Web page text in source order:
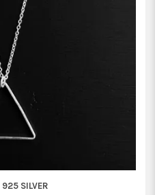
925 SILVER